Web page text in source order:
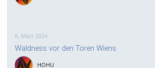
6. März 2024
Waldness vor den Toren Wiens
HOHU